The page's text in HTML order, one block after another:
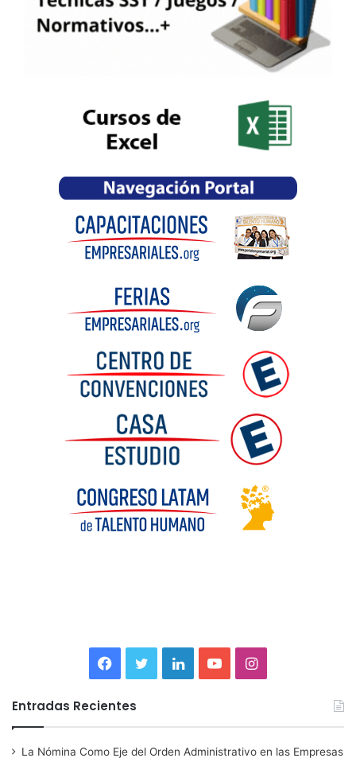
c
i
L
n
u
I
s
Entradas Recientes
La Nómina Como Eje del Orden Administrativo en las Empresas